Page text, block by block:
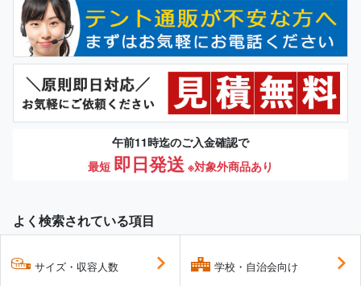
午前11時迄のご入金確認で
最短 即日発送 ※対象外商品あり
よく検索されている項目
サイズ・収容人数 学校・自治会向け